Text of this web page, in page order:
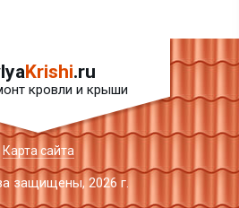
Krishi.ru
кровли и крыши
Карта сайта
защищены, 2026 г.